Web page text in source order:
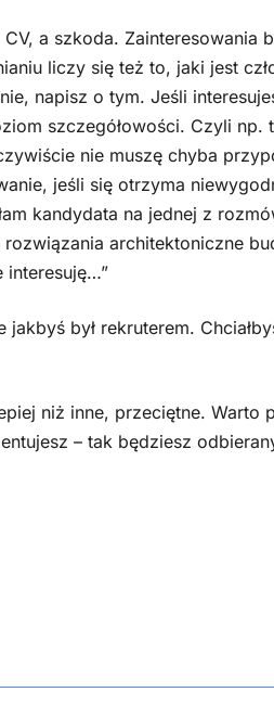
a szkoda. Zainteresowania
liczy się też to, jaki jest
napisz o tym. Jeśli
szczegółowości. Czyli np.
nie muszę chyba
jeśli się otrzyma
kandydata na jednej z
architektoniczne
interesuję…”
jakbyś był rekruterem.
niż inne, przeciętne. Warto
– tak będziesz